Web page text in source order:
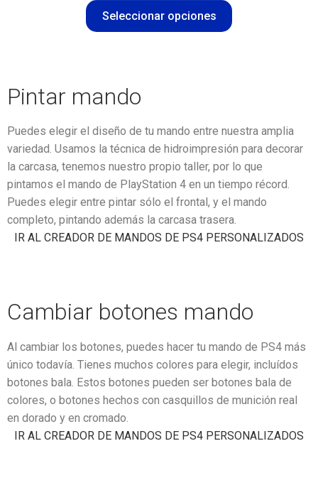
Seleccionar opciones
Pintar mando
Puedes elegir el diseño de tu mando entre nuestra amplia
variedad. Usamos la técnica de hidroimpresión para decorar
la carcasa, tenemos nuestro propio taller, por lo que
pintamos el mando de PlayStation 4 en un tiempo récord.
Puedes elegir entre pintar sólo el frontal, y el mando
completo, pintando además la carcasa trasera.
IR AL CREADOR DE MANDOS DE PS4 PERSONALIZADOS
Cambiar botones mando
Al cambiar los botones, puedes hacer tu mando de PS4 más
único todavía. Tienes muchos colores para elegir, incluídos
botones bala. Estos botones pueden ser botones bala de
colores, o botones hechos con casquillos de munición real
en dorado y en cromado.
IR AL CREADOR DE MANDOS DE PS4 PERSONALIZADOS